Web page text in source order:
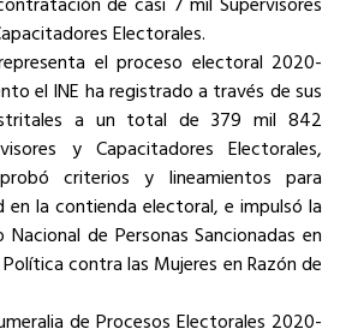
Electorales.
el proceso electoral 2020-
el INE ha registrado a través de sus
a un total de 379 mil 842
y Capacitadores Electorales,
criterios y lineamientos para
en la contienda electoral, e impulsó la
de Personas Sancionadas en
contra las Mujeres en Razón de
de Procesos Electorales 2020-